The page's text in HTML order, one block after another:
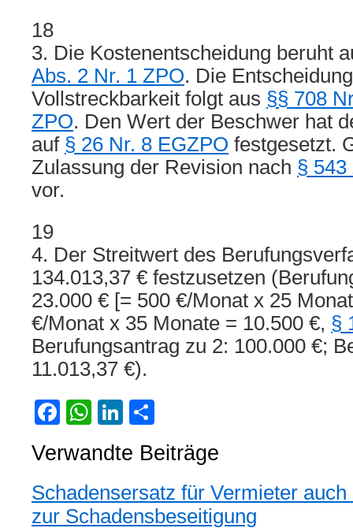
18
3. Die Kostenentscheidung beruht
Abs. 2 Nr. 1 ZPO. Die
Vollstreckbarkeit folgt aus §§ 708
ZPO. Den Wert der Beschwer hat
auf § 26 Nr. 8 EGZPO festgesetzt.
Zulassung der Revision nach § 543
vor.
19
4. Der Streitwert des
134.013,37 € festzusetzen
23.000 € [= 500 €/Monat x 25
€/Monat x 35 Monate = 10.500 €, §
Berufungsantrag zu 2: 100.000 €;
11.013,37 €).
Facebook
WhatsApp
LinkedIn
Verwandte Beiträge
Schadensersatz für Vermieter
zur Schadensbeseitigung